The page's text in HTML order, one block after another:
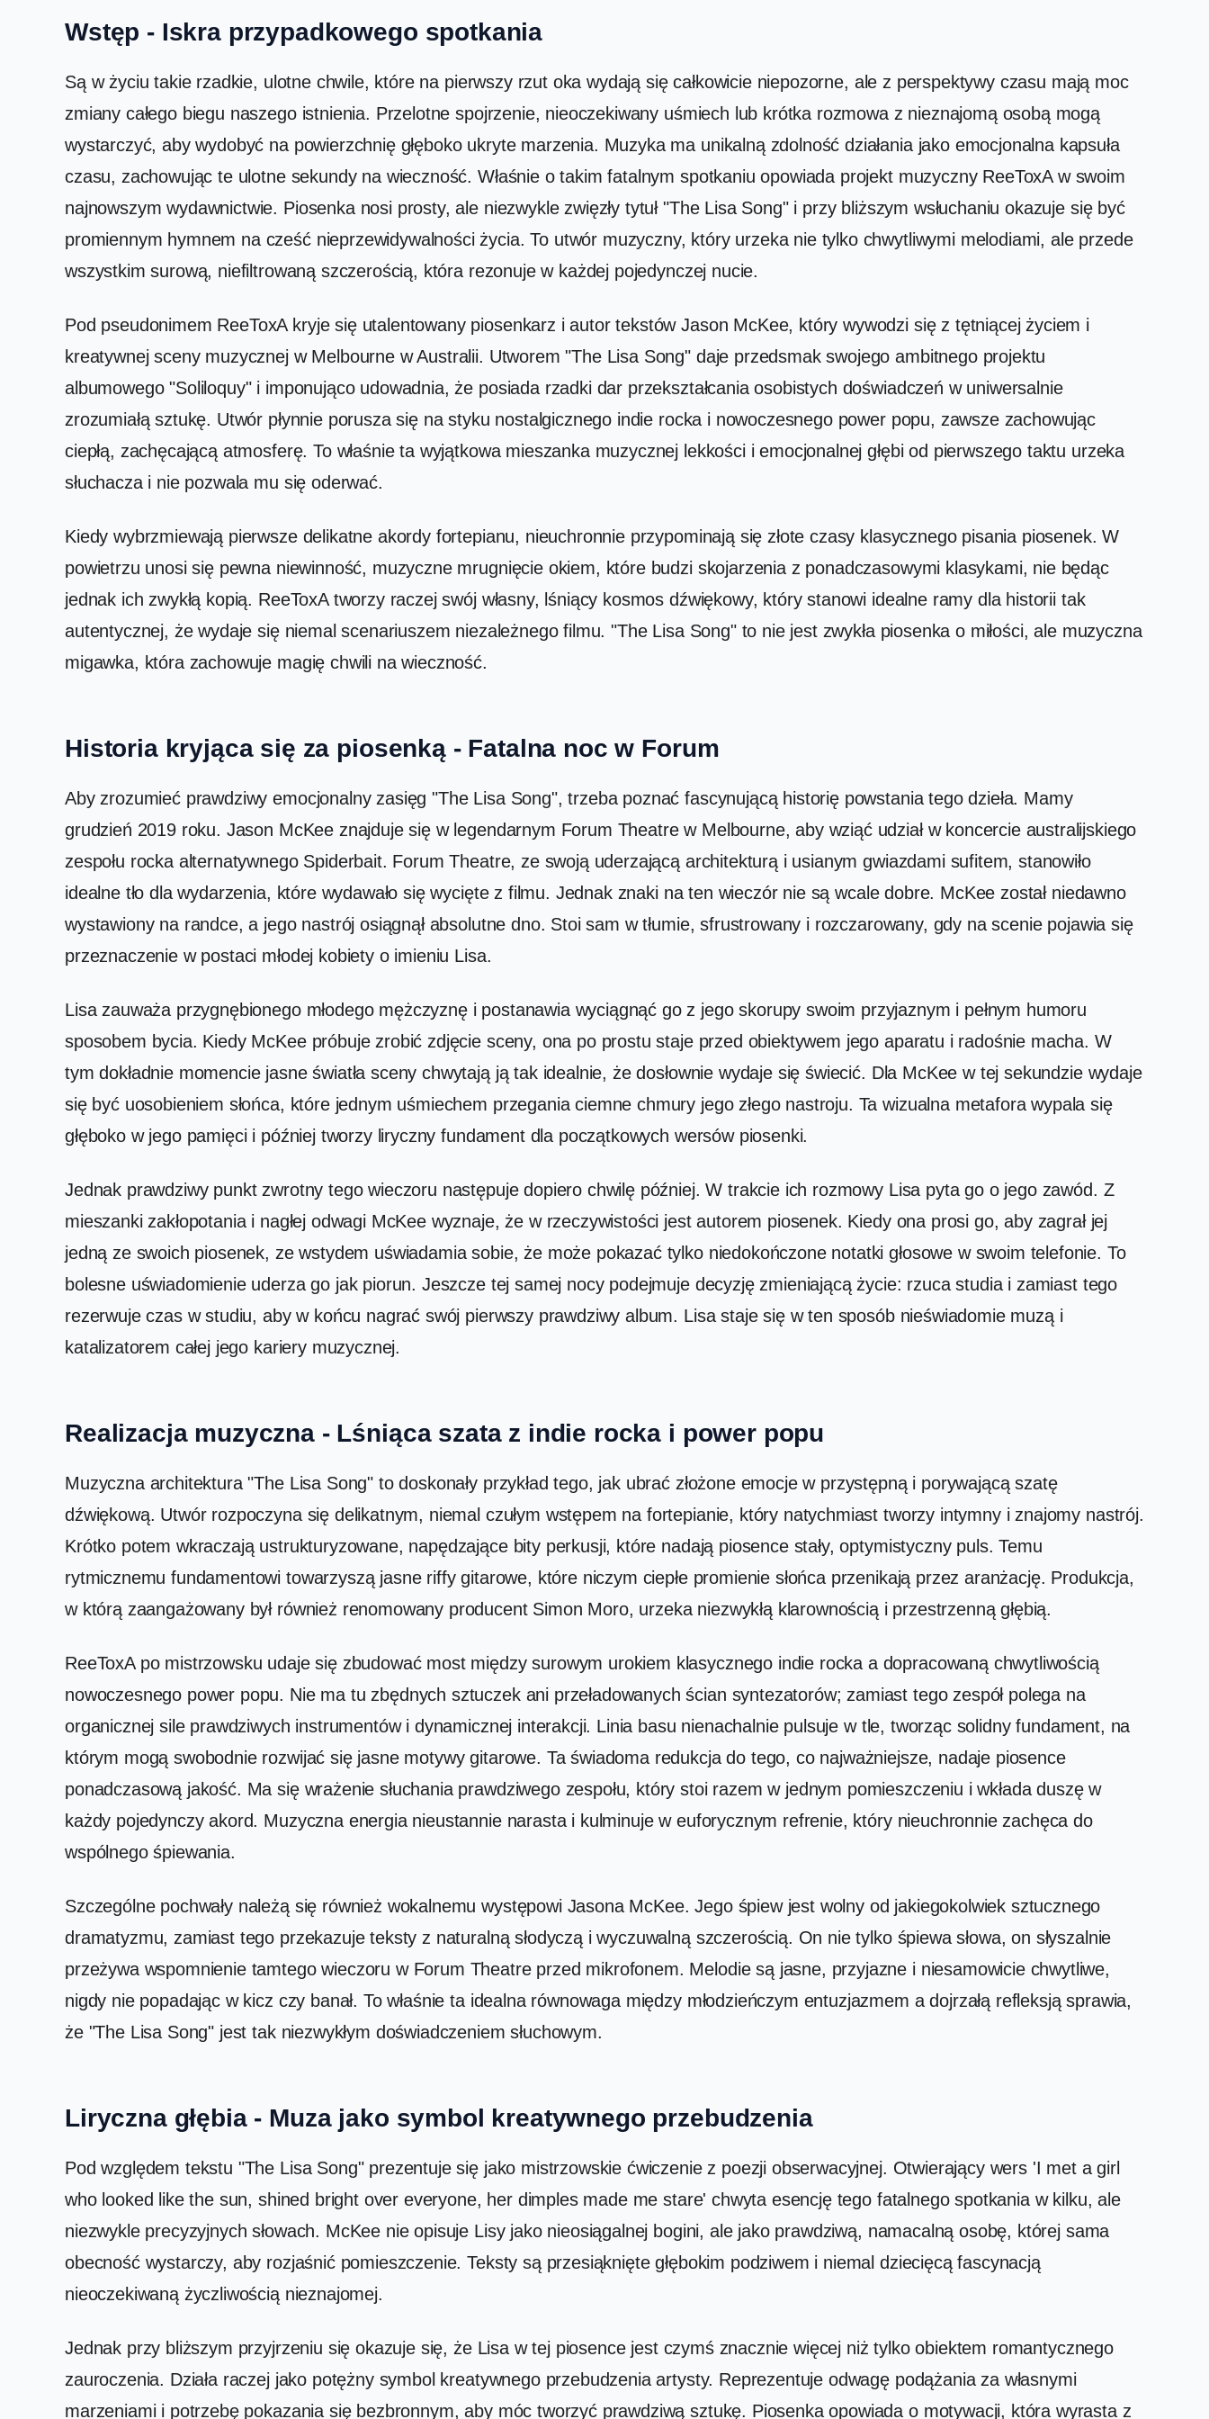
Wstęp - Iskra przypadkowego spotkania
Są w życiu takie rzadkie, ulotne chwile, które na pierwszy rzut oka wydają się całkowicie niepozorne, ale z perspektywy czasu mają moc
zmiany całego biegu naszego istnienia. Przelotne spojrzenie, nieoczekiwany uśmiech lub krótka rozmowa z nieznajomą osobą mogą
wystarczyć, aby wydobyć na powierzchnię głęboko ukryte marzenia. Muzyka ma unikalną zdolność działania jako emocjonalna kapsuła
czasu, zachowując te ulotne sekundy na wieczność. Właśnie o takim fatalnym spotkaniu opowiada projekt muzyczny ReeToxA w swoim
najnowszym wydawnictwie. Piosenka nosi prosty, ale niezwykle zwięzły tytuł "The Lisa Song" i przy bliższym wsłuchaniu okazuje się być
promiennym hymnem na cześć nieprzewidywalności życia. To utwór muzyczny, który urzeka nie tylko chwytliwymi melodiami, ale przede
wszystkim surową, niefiltrowaną szczerością, która rezonuje w każdej pojedynczej nucie.
Pod pseudonimem ReeToxA kryje się utalentowany piosenkarz i autor tekstów Jason McKee, który wywodzi się z tętniącej życiem i
kreatywnej sceny muzycznej w Melbourne w Australii. Utworem "The Lisa Song" daje przedsmak swojego ambitnego projektu
albumowego "Soliloquy" i imponująco udowadnia, że posiada rzadki dar przekształcania osobistych doświadczeń w uniwersalnie
zrozumiałą sztukę. Utwór płynnie porusza się na styku nostalgicznego indie rocka i nowoczesnego power popu, zawsze zachowując
ciepłą, zachęcającą atmosferę. To właśnie ta wyjątkowa mieszanka muzycznej lekkości i emocjonalnej głębi od pierwszego taktu urzeka
słuchacza i nie pozwala mu się oderwać.
Kiedy wybrzmiewają pierwsze delikatne akordy fortepianu, nieuchronnie przypominają się złote czasy klasycznego pisania piosenek. W
powietrzu unosi się pewna niewinność, muzyczne mrugnięcie okiem, które budzi skojarzenia z ponadczasowymi klasykami, nie będąc
jednak ich zwykłą kopią. ReeToxA tworzy raczej swój własny, lśniący kosmos dźwiękowy, który stanowi idealne ramy dla historii tak
autentycznej, że wydaje się niemal scenariuszem niezależnego filmu. "The Lisa Song" to nie jest zwykła piosenka o miłości, ale muzyczna
migawka, która zachowuje magię chwili na wieczność.
Historia kryjąca się za piosenką - Fatalna noc w Forum
Aby zrozumieć prawdziwy emocjonalny zasięg "The Lisa Song", trzeba poznać fascynującą historię powstania tego dzieła. Mamy
grudzień 2019 roku. Jason McKee znajduje się w legendarnym Forum Theatre w Melbourne, aby wziąć udział w koncercie australijskiego
zespołu rocka alternatywnego Spiderbait. Forum Theatre, ze swoją uderzającą architekturą i usianym gwiazdami sufitem, stanowiło
idealne tło dla wydarzenia, które wydawało się wycięte z filmu. Jednak znaki na ten wieczór nie są wcale dobre. McKee został niedawno
wystawiony na randce, a jego nastrój osiągnął absolutne dno. Stoi sam w tłumie, sfrustrowany i rozczarowany, gdy na scenie pojawia się
przeznaczenie w postaci młodej kobiety o imieniu Lisa.
Lisa zauważa przygnębionego młodego mężczyznę i postanawia wyciągnąć go z jego skorupy swoim przyjaznym i pełnym humoru
sposobem bycia. Kiedy McKee próbuje zrobić zdjęcie sceny, ona po prostu staje przed obiektywem jego aparatu i radośnie macha. W
tym dokładnie momencie jasne światła sceny chwytają ją tak idealnie, że dosłownie wydaje się świecić. Dla McKee w tej sekundzie wydaje
się być uosobieniem słońca, które jednym uśmiechem przegania ciemne chmury jego złego nastroju. Ta wizualna metafora wypala się
głęboko w jego pamięci i później tworzy liryczny fundament dla początkowych wersów piosenki.
Jednak prawdziwy punkt zwrotny tego wieczoru następuje dopiero chwilę później. W trakcie ich rozmowy Lisa pyta go o jego zawód. Z
mieszanki zakłopotania i nagłej odwagi McKee wyznaje, że w rzeczywistości jest autorem piosenek. Kiedy ona prosi go, aby zagrał jej
jedną ze swoich piosenek, ze wstydem uświadamia sobie, że może pokazać tylko niedokończone notatki głosowe w swoim telefonie. To
bolesne uświadomienie uderza go jak piorun. Jeszcze tej samej nocy podejmuje decyzję zmieniającą życie: rzuca studia i zamiast tego
rezerwuje czas w studiu, aby w końcu nagrać swój pierwszy prawdziwy album. Lisa staje się w ten sposób nieświadomie muzą i
katalizatorem całej jego kariery muzycznej.
Realizacja muzyczna - Lśniąca szata z indie rocka i power popu
Muzyczna architektura "The Lisa Song" to doskonały przykład tego, jak ubrać złożone emocje w przystępną i porywającą szatę
dźwiękową. Utwór rozpoczyna się delikatnym, niemal czułym wstępem na fortepianie, który natychmiast tworzy intymny i znajomy nastrój.
Krótko potem wkraczają ustrukturyzowane, napędzające bity perkusji, które nadają piosence stały, optymistyczny puls. Temu
rytmicznemu fundamentowi towarzyszą jasne riffy gitarowe, które niczym ciepłe promienie słońca przenikają przez aranżację. Produkcja,
w którą zaangażowany był również renomowany producent Simon Moro, urzeka niezwykłą klarownością i przestrzenną głębią.
ReeToxA po mistrzowsku udaje się zbudować most między surowym urokiem klasycznego indie rocka a dopracowaną chwytliwością
nowoczesnego power popu. Nie ma tu zbędnych sztuczek ani przeładowanych ścian syntezatorów; zamiast tego zespół polega na
organicznej sile prawdziwych instrumentów i dynamicznej interakcji. Linia basu nienachalnie pulsuje w tle, tworząc solidny fundament, na
którym mogą swobodnie rozwijać się jasne motywy gitarowe. Ta świadoma redukcja do tego, co najważniejsze, nadaje piosence
ponadczasową jakość. Ma się wrażenie słuchania prawdziwego zespołu, który stoi razem w jednym pomieszczeniu i wkłada duszę w
każdy pojedynczy akord. Muzyczna energia nieustannie narasta i kulminuje w euforycznym refrenie, który nieuchronnie zachęca do
wspólnego śpiewania.
Szczególne pochwały należą się również wokalnemu występowi Jasona McKee. Jego śpiew jest wolny od jakiegokolwiek sztucznego
dramatyzmu, zamiast tego przekazuje teksty z naturalną słodyczą i wyczuwalną szczerością. On nie tylko śpiewa słowa, on słyszalnie
przeżywa wspomnienie tamtego wieczoru w Forum Theatre przed mikrofonem. Melodie są jasne, przyjazne i niesamowicie chwytliwe,
nigdy nie popadając w kicz czy banał. To właśnie ta idealna równowaga między młodzieńczym entuzjazmem a dojrzałą refleksją sprawia,
że "The Lisa Song" jest tak niezwykłym doświadczeniem słuchowym.
Liryczna głębia - Muza jako symbol kreatywnego przebudzenia
Pod względem tekstu "The Lisa Song" prezentuje się jako mistrzowskie ćwiczenie z poezji obserwacyjnej. Otwierający wers 'I met a girl
who looked like the sun, shined bright over everyone, her dimples made me stare' chwyta esencję tego fatalnego spotkania w kilku, ale
niezwykle precyzyjnych słowach. McKee nie opisuje Lisy jako nieosiągalnej bogini, ale jako prawdziwą, namacalną osobę, której sama
obecność wystarczy, aby rozjaśnić pomieszczenie. Teksty są przesiąknięte głębokim podziwem i niemal dziecięcą fascynacją
nieoczekiwaną życzliwością nieznajomej.
Jednak przy bliższym przyjrzeniu się okazuje się, że Lisa w tej piosence jest czymś znacznie więcej niż tylko obiektem romantycznego
zauroczenia. Działa raczej jako potężny symbol kreatywnego przebudzenia artysty. Reprezentuje odwagę podążania za własnymi
marzeniami i potrzebę pokazania się bezbronnym, aby móc tworzyć prawdziwą sztukę. Piosenka opowiada o motywacji, która wyrasta z